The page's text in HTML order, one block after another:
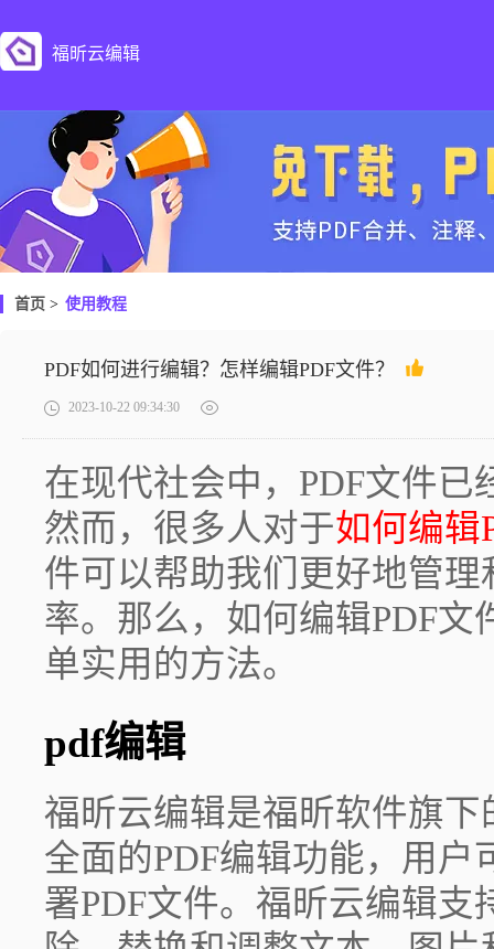
福昕云编辑
首页 > 使用教程
PDF如何进行编辑？怎样编辑PDF文件？
2023-10-22 09:34:30
在现代社会中，PDF文件
然而，很多人对于如何编辑
件可以帮助我们更好地管
率。那么，如何编辑PDF
单实用的方法。
pdf编辑
福昕云编辑是福昕软件旗
全面的PDF编辑功能，用
署PDF文件。福昕云编辑